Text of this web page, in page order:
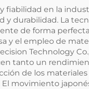
en la
y durabilidad. La
de forma
y el empleo de
Technology
tanto un
de los
movimiento